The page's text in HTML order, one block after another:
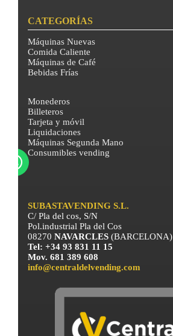
CATEGORÍAS
Máquinas Nuevas
Comida Caliente
Máquinas de Café
Bebidas Frías
Monederos
Billeteros
Tarjeta y móvil
Liquidaciones
Máquinas Segunda Mano
Consumibles vending
SUBASTAVENDING S.L.
C/ Pla del cos, S/N
Pol.industrial Pla del Cos
08270NAVARCLES(BARCELONA)
Tel: +34 93 831 11 15
Mov. 681 389 608
info@centraldelvending.com